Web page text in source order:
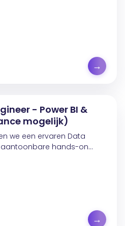
van een ICT-
complexe...
→
- Power BI &
mogelijk)
we een ervaren Data
aantoonbare hands-on
van data-analyse
→